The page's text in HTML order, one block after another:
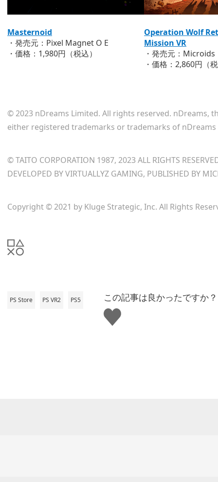
Masternoid
・発売元：Pixel Magnet O E
・価格：1,980円（税込）
Operation Wolf
Mission VR
・発売元：Microids
・価格：2,860円（
© 2023 nDreams Limited. All rights reserved. nDreams,
either registered trademarks or trademarks of nDreams
© TAITO CORPORATION 1987, 2023 ALL RIGHTS
DEVELOPED BY VIRTUALLYZ GAMING, PUBLISHED BY
Copyright © 2021 by Kluge Strategic, Inc. All Rights
PS Store PS VR2 PS5
この記事は良かったですか？
い
い